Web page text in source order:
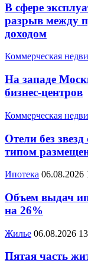
В сфере
разрыв между
доходом
Коммерческая
На западе
бизнес-центров
Коммерческая
Отели без
типом
Ипотека 06.08.2026
Объем выдач
на 26%
Жилье 06.08.2026
Пятая часть